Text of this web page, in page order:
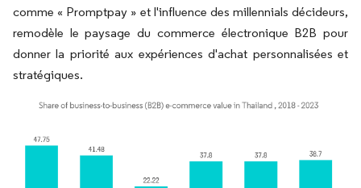
comme « Promptpay » et l'influence des millennials décideurs,
remodèle le paysage du commerce électronique B2B pour
donner la priorité aux expériences d'achat personnalisées et
stratégiques.